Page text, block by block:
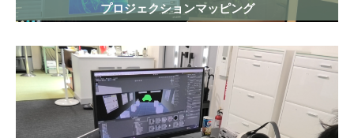
プロジェクションマッピング